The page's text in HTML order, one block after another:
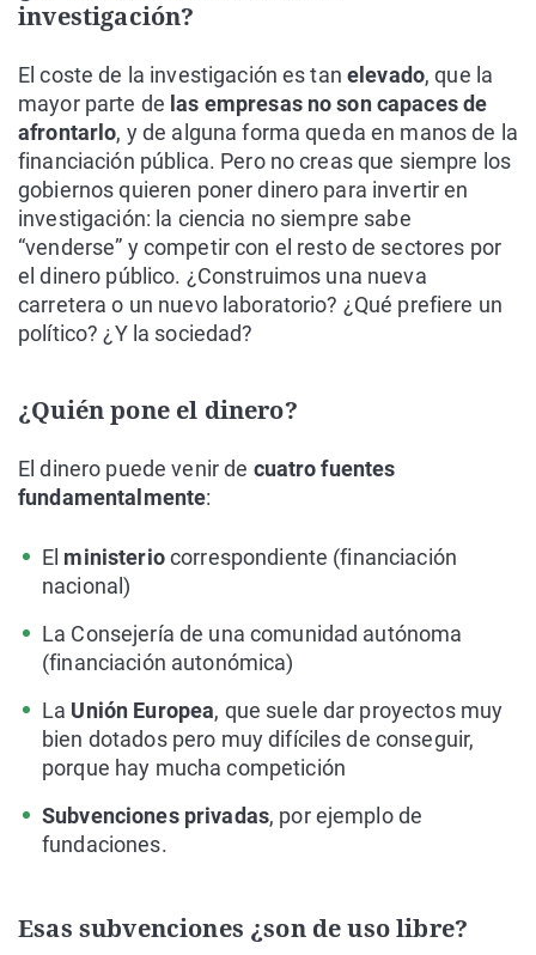
investigación?
El coste de la investigación es tanelevado, que la
mayor parte de las empresas no son capaces de
afrontarlo, y de alguna forma queda en manos de la
financiación pública. Pero no creas que siempre los
gobiernos quieren poner dinero para invertir en
investigación: la ciencia no siempre sabe
“venderse” y competir con el resto de sectores por
el dinero público. ¿Construimos una nueva
carretera o un nuevo laboratorio? ¿Qué prefiere un
político? ¿Y la sociedad?
¿Quién pone el dinero?
El dinero puede venir de cuatro fuentes
fundamentalmente:
El ministeriocorrespondiente (financiación
nacional)
La Consejería de una comunidad autónoma
(financiación autonómica)
La Unión Europea, que suele dar proyectos muy
bien dotados pero muy difíciles de conseguir,
porque hay mucha competición
Subvenciones privadas, por ejemplo de
fundaciones.
Esas subvenciones ¿son de uso libre?